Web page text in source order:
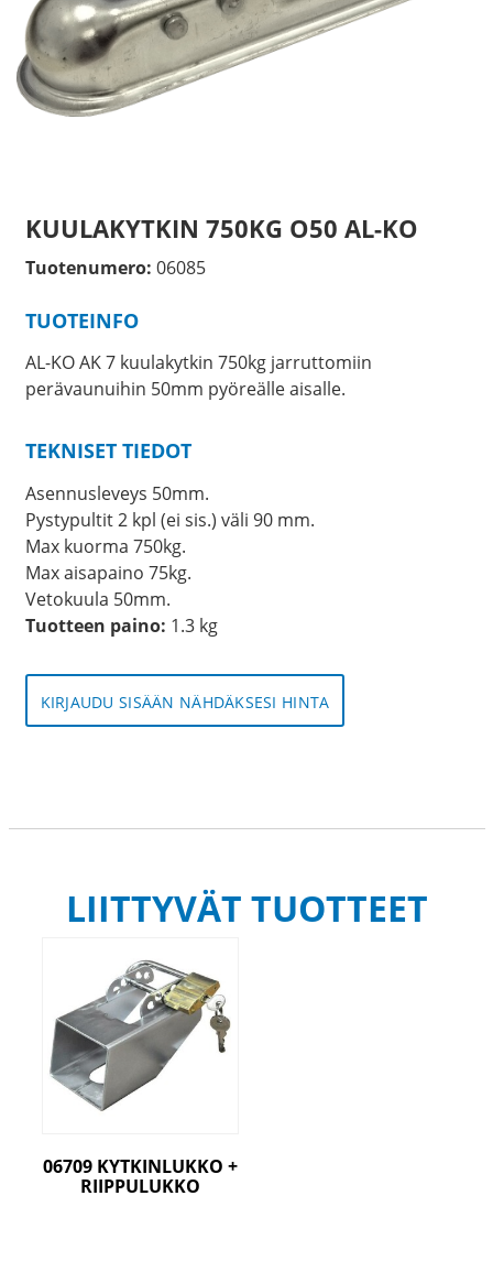
KUULAKYTKIN 750KG O50 AL-KO
Tuotenumero: 06085
TUOTEINFO
AL-KO AK 7 kuulakytkin 750kg jarruttomiin
perävaunuihin 50mm pyöreälle aisalle.
TEKNISET TIEDOT
Asennusleveys 50mm.
Pystypultit 2 kpl (ei sis.) väli 90 mm.
Max kuorma 750kg.
Max aisapaino 75kg.
Vetokuula 50mm.
Tuotteen paino: 1.3 kg
KIRJAUDU SISÄÄN NÄHDÄKSESI HINTA
LIITTYVÄT TUOTTEET
06709 KYTKINLUKKO +
RIIPPULUKKO